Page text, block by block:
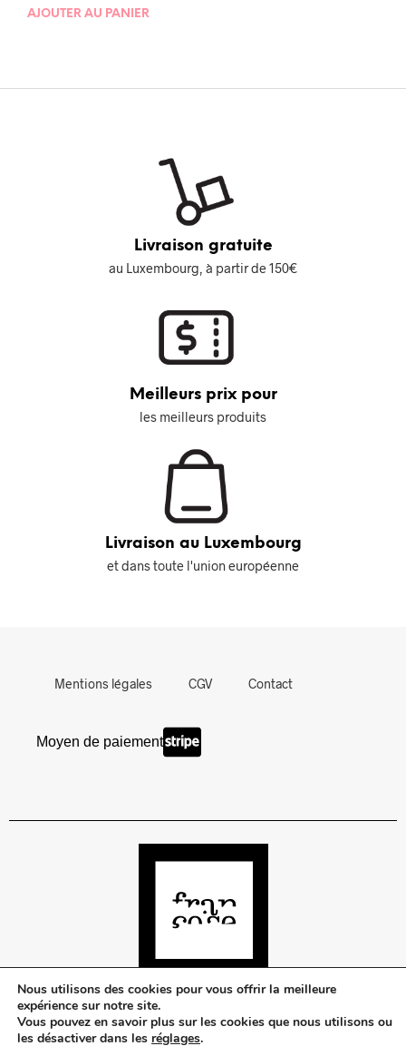
AJOUTER AU PANIER
Livraison gratuite
au Luxembourg, à partir de 150€
Meilleurs prix pour
les meilleurs produits
Livraison au Luxembourg
et dans toute l'union européenne
Mentions légales CGV Contact
Moyen de paiement
©Françoise Urban Beauty
Nous utilisons des cookies pour vous offrir la meilleure
expérience sur notre site.
Vous pouvez en savoir plus sur les cookies que nous utilisons ou
les désactiver dans les réglages.